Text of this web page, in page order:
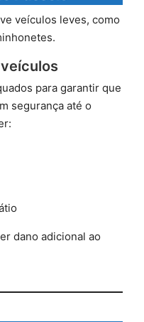
veículos leves, como
para garantir que
segurança até o
dano adicional ao